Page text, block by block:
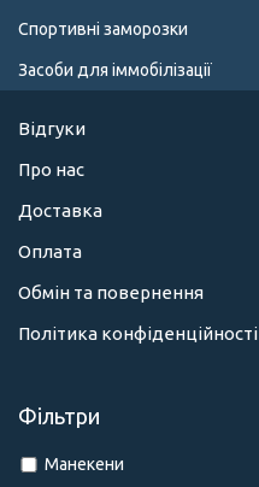
Спортивні заморозки
Засоби для іммобілізації
Відгуки
Про нас
Доставка
Оплата
Обмін та повернення
Політика конфіденційності
Фільтри
Манекени